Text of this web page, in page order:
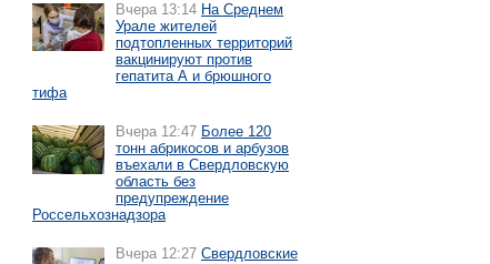
Вчера 13:14 На Среднем
Урале жителей
подтопленных территорий
вакцинируют против
гепатита А и брюшного
тифа
Вчера 12:47 Более 120
тонн абрикосов и арбузов
въехали в Свердловскую
область без
предупреждение
Россельхознадзора
Вчера 12:27 Свердловские